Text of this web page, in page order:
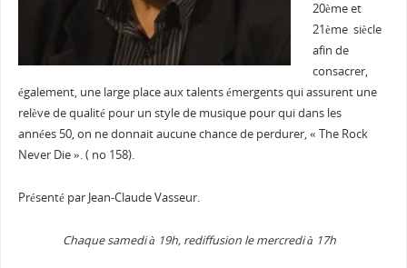
20ème et
21ème siècle
afin de
consacrer,
également, une large place aux talents émergents qui assurent une
relève de qualité pour un style de musique pour qui dans les
années 50, on ne donnait aucune chance de perdurer, « The Rock
Never Die ». ( no 158).
Présenté par Jean-Claude Vasseur.
Chaque samedi à 19h, rediffusion le mercredi à 17h